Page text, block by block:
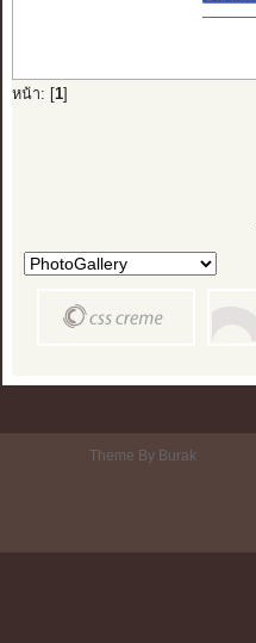
หน้า: [ 1]
Theme By Burak